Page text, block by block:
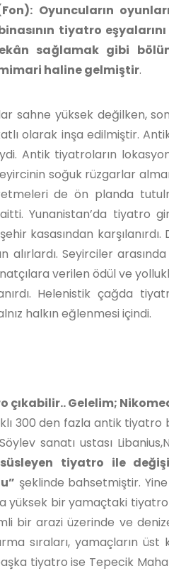
Oyuncuların
binasının tiyatro
sağlamak gibi
haline gelmiştir.
sahne yüksek değilken,
olarak inşa edilmiştir.
Antik tiyatroların
soğuk rüzgarlar
de ön planda
Yunanistan’da tiyatro
kasasından
alırlardı. Seyirciler
verilen ödül ve
Helenistik çağda
halkın eğlenmesi içindi.
çıkabilir.. Gelelim;
300 den fazla antik tiyatro
sanatı ustası
tiyatro ile
şeklinde bahsetmiştir.
yüksek bir yamaçtaki
bir arazi üzerinde ve
sıraları, yamaçların üst
tiyatro ise Tepecik